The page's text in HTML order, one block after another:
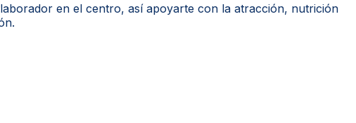
en el centro, así apoyarte con la atracción, nutrición